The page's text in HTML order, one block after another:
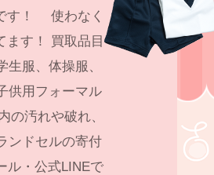
す！ 使わなく
ます！ 買取品目
服、体操服、
供用フォーマル
の汚れや破れ、
ンドセルの寄付
ル・公式LINEで